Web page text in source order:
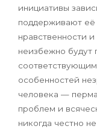
инициативы
поддерживают её
нравственности
неизбежно будут
особенностей
человека —
проблем и
никогда честно